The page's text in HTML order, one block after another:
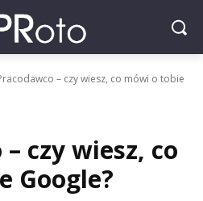
– czy wiesz, co mówi o tobie
czy wiesz, co
Google?